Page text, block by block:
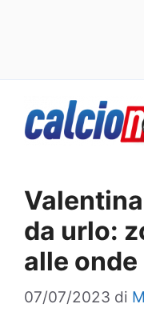
da urlo:
alle onde
07/07/2023 di